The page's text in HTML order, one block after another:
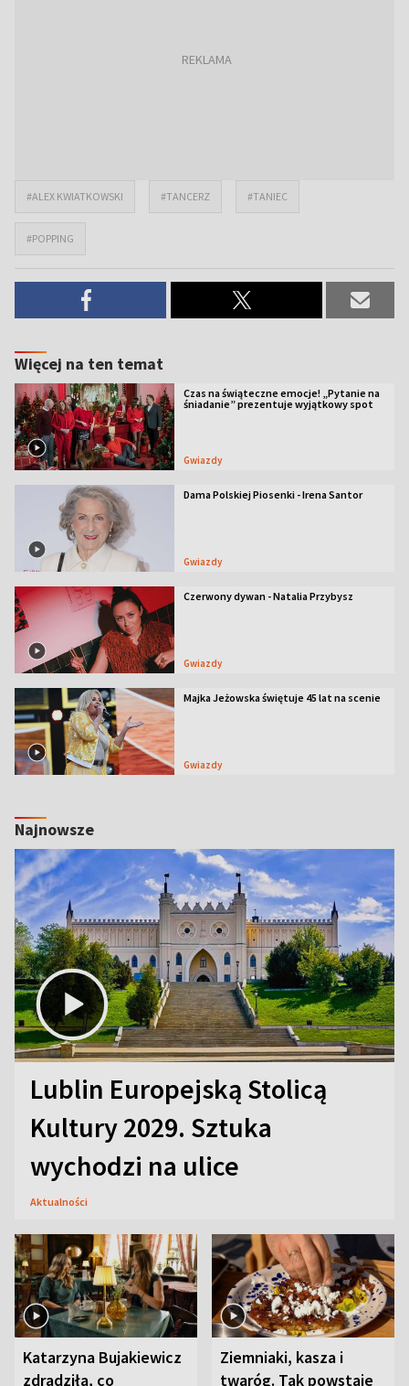
#ALEX KWIATKOWSKI #TANCERZ #TANIEC
#POPPING
Więcej na ten temat
Czas na świąteczne emocje! „Pytanie na
śniadanie” prezentuje wyjątkowy spot
Gwiazdy
Dama Polskiej Piosenki - Irena Santor
Gwiazdy
Czerwony dywan - Natalia Przybysz
Gwiazdy
Majka Jeżowska świętuje 45 lat na scenie
Gwiazdy
Najnowsze
Lublin Europejską Stolicą
Kultury 2029. Sztuka
wychodzi na ulice
Aktualności
Katarzyna Bujakiewicz
zdradziła, co
Ziemniaki, kasza i
twaróg. Tak powstaje